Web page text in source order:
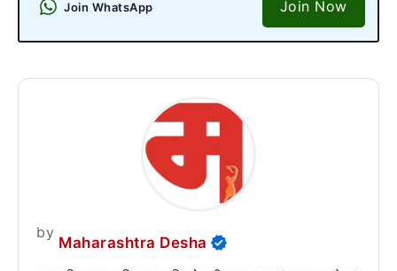
Join WhatsApp Join Now
by
Maharashtra Desha